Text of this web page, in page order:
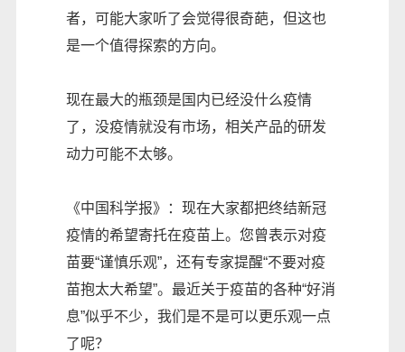
者，可能大家听了会觉得很奇葩，但这也
是一个值得探索的方向。
现在最大的瓶颈是国内已经没什么疫情
了，没疫情就没有市场，相关产品的研发
动力可能不太够。
《中国科学报》：现在大家都把终结新冠
疫情的希望寄托在疫苗上。您曾表示对疫
苗要“谨慎乐观”，还有专家提醒“不要对疫
苗抱太大希望”。最近关于疫苗的各种“好消
息”似乎不少，我们是不是可以更乐观一点
了呢？